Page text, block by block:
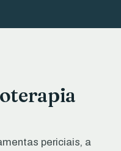
periciais, a